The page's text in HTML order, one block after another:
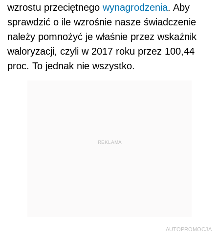
wzrostu przeciętnego wynagrodzenia. Aby
sprawdzić o ile wzrośnie nasze świadczenie
należy pomnożyć je właśnie przez wskaźnik
waloryzacji, czyli w 2017 roku przez 100,44
proc. To jednak nie wszystko.
REKLAMA
AUTOPROMOCJA